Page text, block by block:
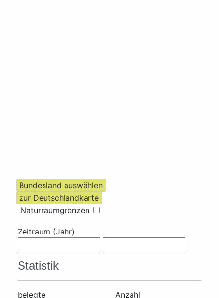
Naturraumgrenzen
Zeitraum (Jahr)
Statistik
belegte
Anzahl